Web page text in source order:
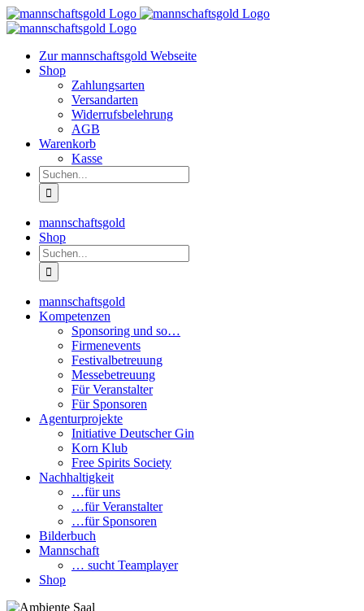
Zum
Inhalt
Zur mannschaftsgold Webseite
Shop
Zahlungsarten
Versandarten
Widerrufsbelehrung
AGB
Warenkorb
Kasse
Suche
nach:
mannschaftsgold
Shop
Suche
nach:
mannschaftsgold
Kompetenzen
Sponsoring und so…
Firmenevents
Festivalbetreuung
Messebetreuung
Für Veranstalter
Für Sponsoren
Agenturprojekte
Initiative Deutscher Gin
Korn Klub
Free Spirits Society
Nachhaltigkeit
…für uns
…für Veranstalter
…für Sponsoren
Bilderbuch
Mannschaft
… sucht Teamplayer
Shop